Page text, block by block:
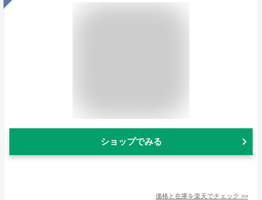
ショップでみる
価格と在庫を楽天でチェック >>